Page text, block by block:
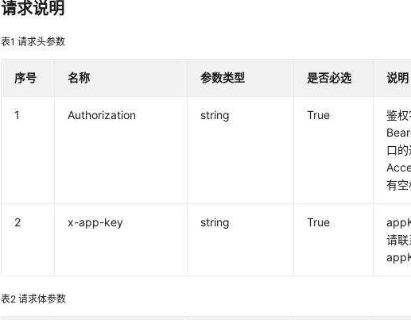
请求说明
表1请求头参数
序号 名称 参数类型 是否必选 说明
1 Authorization string True
鉴
口
有空
2 x-app-key string True
请
表2请求体参数